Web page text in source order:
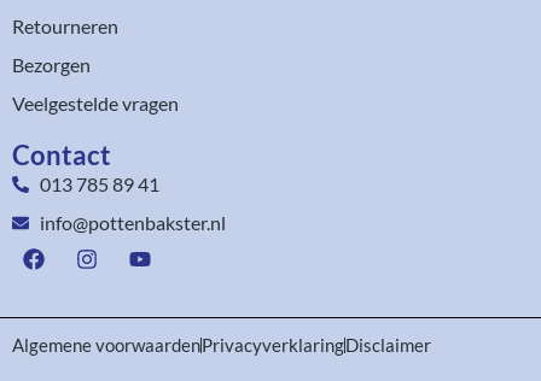
Retourneren
Bezorgen
Veelgestelde vragen
Contact
013 785 89 41
info@pottenbakster.nl
Algemene voorwaardenPrivacyverklaringDisclaimer